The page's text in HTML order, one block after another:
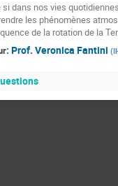
si dans nos vies
les phénomènes
de la rotation de la
: Prof. Veronica Fantini (